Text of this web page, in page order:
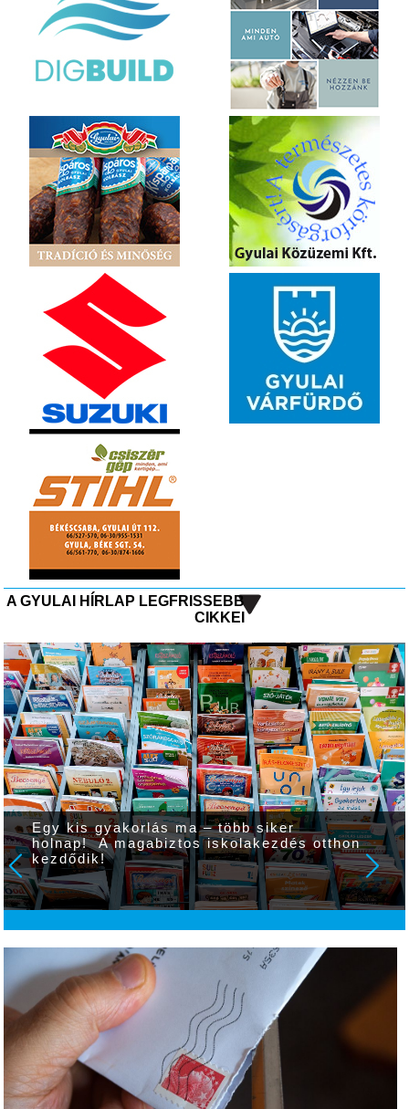
A GYULAI HÍRLAP LEGFRISSEBB
CIKKEI
Egy kis gyakorlás ma – több siker
holnap! A magabiztos iskolakezdés otthon
kezdődik!